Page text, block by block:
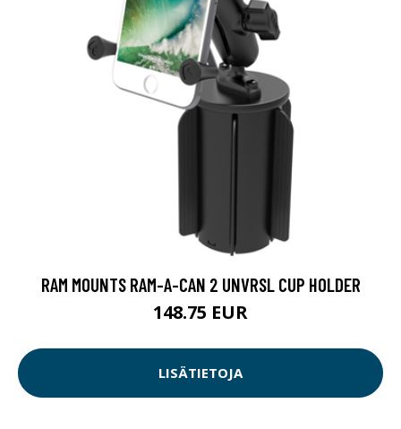
RAM MOUNTS RAM-A-CAN 2 UNVRSL CUP HOLDER
148.75 EUR
LISÄTIETOJA